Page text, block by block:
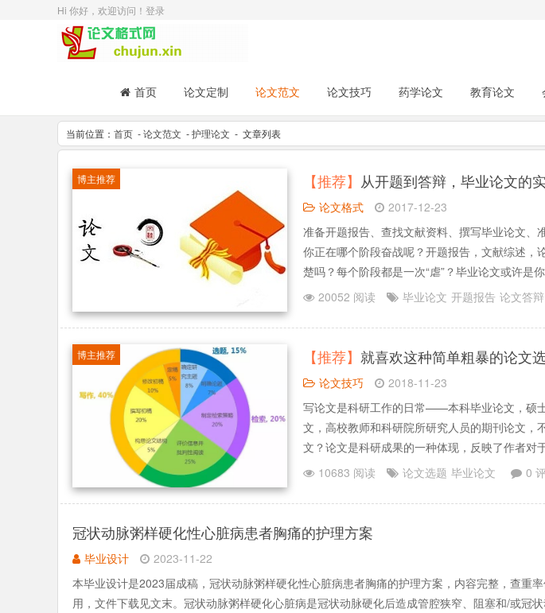
Hi 你好，欢迎访问！ 登录
首页 论文定制 论文范文 论文技巧 药学论文 教育论文
当前位置： 首页 - 论文范文 -护理论文 - 文章列表
博主推荐 【推荐】 从开题到答辩，毕业论文的
论文格式
2017-12-23
准备开题报告、查找文献资料、撰写毕业论文
你正在哪个阶段奋战呢？开题报告，文献综述，
楚吗？每个阶段都是一次“虐”？毕业论文或许是
告怎样写？要解决什么问题，文献去哪里找？论
20052 阅读 毕业论文 开题报告 论文答辩
博主推荐 【推荐】 就喜欢这种简单粗暴的论文
论文技巧
2018-11-23
写论文是科研工作的日常——本科毕业论文，硕
文，高校教师和科研院所研究人员的期刊论文，
文？论文是科研成果的一种体现，反映了作者对
了，写论文是为了表达自己的学术观点。所以除
10683 阅读 论文选题 毕业论文 0
冠状动脉粥样硬化性心脏病患者胸痛的护理方案
毕业设计
2023-11-22
本毕业设计是2023届成稿，冠状动脉粥样硬化性心脏病患者胸痛的护理方案，内容完整，查重
用，文件下载见文末。冠状动脉粥样硬化心脏病是冠状动脉硬化后造成管腔狭窄、阻塞和/或冠